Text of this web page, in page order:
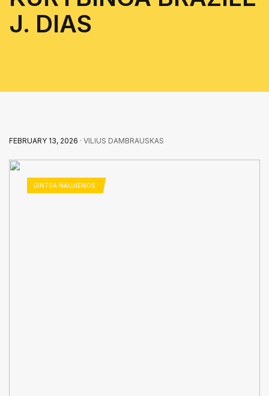
J. DIAS
FEBRUARY 13, 2026 · VILIUS DAMBRAUSKAS
GINTRA NAUJIENOS